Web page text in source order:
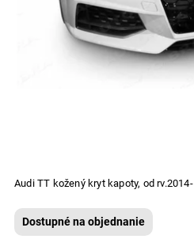
Audi TT kožený kryt kapoty, od rv.2014-
Dostupné na objednanie